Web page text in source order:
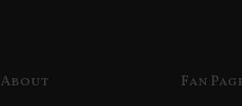
About Fan